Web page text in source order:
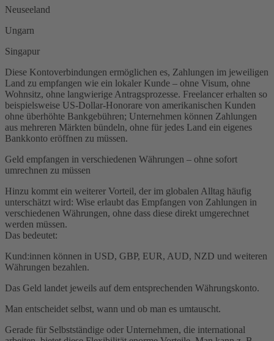
Neuseeland
Ungarn
Singapur
Diese Kontoverbindungen ermöglichen es, Zahlungen im jeweiligen
Land zu empfangen wie ein lokaler Kunde – ohne Visum, ohne
Wohnsitz, ohne langwierige Antragsprozesse. Freelancer erhalten so
beispielsweise US-Dollar-Honorare von amerikanischen Kunden
ohne überhöhte Bankgebühren; Unternehmen können Zahlungen
aus mehreren Märkten bündeln, ohne für jedes Land ein eigenes
Bankkonto eröffnen zu müssen.
Geld empfangen in verschiedenen Währungen – ohne sofort
umrechnen zu müssen
Hinzu kommt ein weiterer Vorteil, der im globalen Alltag häufig
unterschätzt wird: Wise erlaubt das Empfangen von Zahlungen in
verschiedenen Währungen, ohne dass diese direkt umgerechnet
werden müssen.
Das bedeutet:
Kund:innen können in USD, GBP, EUR, AUD, NZD und weiteren
Währungen bezahlen.
Das Geld landet jeweils auf dem entsprechenden Währungskonto.
Man entscheidet selbst, wann und ob man es umtauscht.
Gerade für Selbstständige oder Unternehmen, die international